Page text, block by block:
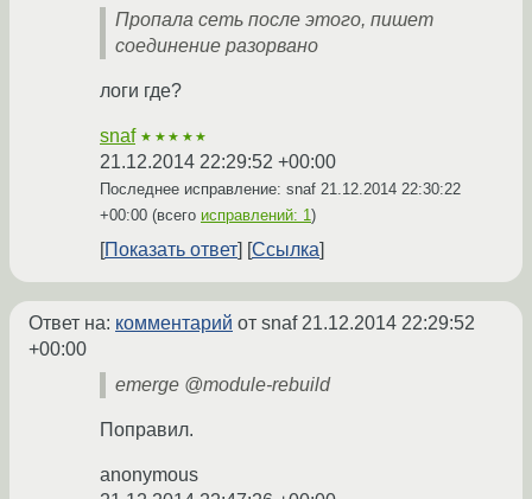
Пропала сеть после этого, пишет
соединение разорвано
логи где?
snaf ★★★★★
21.12.2014 22:29:52 +00:00
Последнее исправление: snaf 21.12.2014 22:30:22
+00:00 (всего исправлений: 1)
Показать ответ Ссылка
Ответ на: комментарий от snaf21.12.2014 22:29:52
+00:00
emerge @module-rebuild
Поправил.
anonymous